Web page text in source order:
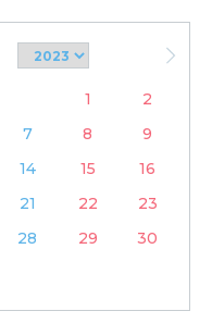
1
2
7 8
9
14 15
16
21 22
23
28 29
30